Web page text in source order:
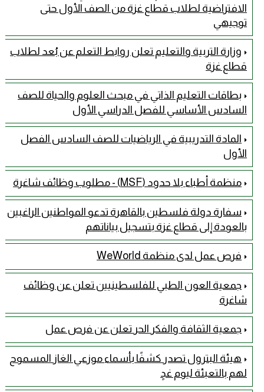
الافتراضية لطلاب قطاع غزة من الصف الأول حتى
توجيهي
وزارة التربية والتعليم تعلن روابط التعلم عن بُعد لطلاب
قطاع غزة
بطاقات التعليم الذاتي في مبحث العلوم والحياة للصف
السادس الأساسي للفصل الدراسي الأول
المادة التدريبية في الرياضيات للصف السادس الفصل
الأول
منظمة أطباء بلا حدود (MSF) - مطلوب وظائف شاغرة
سفارة دولة فلسطين بالقاهرة تدعو المواطنين الراغبين
بالعودة إلى قطاع غزة بتسجيل بياناتهم
فرص عمل لدى منظمة WeWorld
جمعية العون الطبي للفلسطينيين تعلن عن وظائف
شاغرة
جمعية الثقافة والفكر الحر تعلن عن فرص عمل
هيئة البترول تصدر كشفًا بأسماء موزعي الغاز المسموح
لهم بالتعبئة ليوم غدٍ